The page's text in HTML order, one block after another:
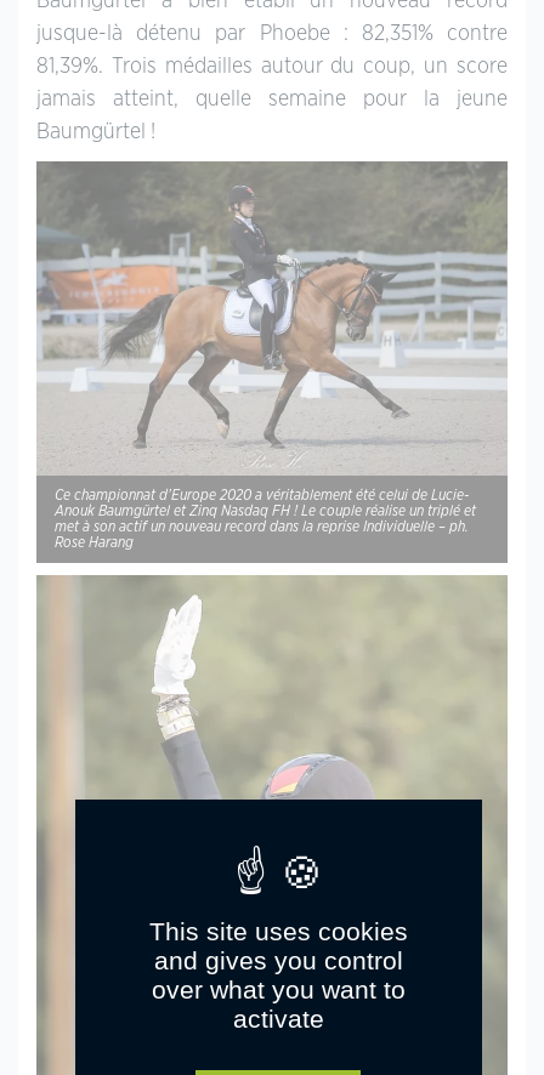
jusque-là détenu par Phoebe : 82,351% contre
81,39%. Trois médailles autour du coup, un score
jamais atteint, quelle semaine pour la jeune
Baumgürtel !
Ce championnat d’Europe 2020 a véritablement été celui de Lucie-
Anouk Baumgürtel et Zinq Nasdaq FH ! Le couple réalise un triplé et
met à son actif un nouveau record dans la reprise Individuelle – ph.
Rose Harang
This site uses cookies
and gives you control
over what you want to
activate